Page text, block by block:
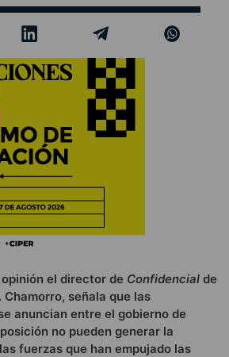
el director de Confidencial de
Chamorro, señala que las
anuncian entre el gobierno de
no pueden generar la
fuerzas que han empujado las